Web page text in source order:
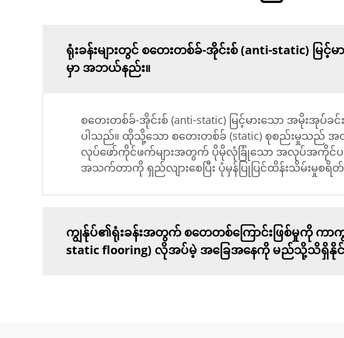
ရုံးခန်းများတွင် စတေးတစ်ခ်-အိုင်းစ် (anti-static) မြင့်
မှာ အဘယ်နည်း။
စတေးတစ်ခ်-အိုင်းစ် (anti-static) မြင့်မားသော အမိုးအုပ်
ပါသည်။ ထိုသို့သော စတေးတစ်ခ် (static) စုစည်းမှုသည် အထူး
လုပ်ဖော်ကိုင်ဖက်များအတွက် ပိုမိုလုံခြုံသော အလုပ်အကိုင်ပတ်
အသက်တာကို ရှည်လျားစေပြီး ပုံမှန်ပြုပြင်ထိန်းသိမ်းမှုစရိတ်
ကျွန်ုပ်၏ရုံးခန်းအတွက် စတေတစ်ကြောင်းဖြစ်မှုကို ကာကွ
static flooring) လိုအပ်မဲ့ အခြေအနေကို မည်သို့သိရှိနိုင်